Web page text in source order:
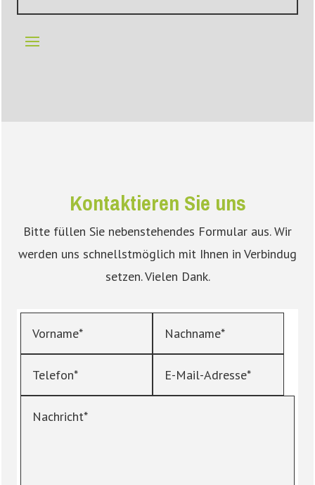
Kontaktieren Sie uns
Bitte füllen Sie nebenstehendes Formular aus.Wir
werden uns schnellstmöglich mit Ihnen in Verbindug
setzen.Vielen Dank.